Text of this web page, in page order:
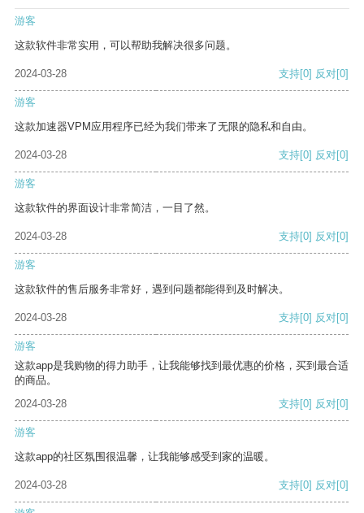
游客
这款软件非常实用，可以帮助我解决很多问题。
2024-03-28 支持[0] 反对[0]
游客
这款加速器VPM应用程序已经为我们带来了无限的隐私和自由。
2024-03-28 支持[0] 反对[0]
游客
这款软件的界面设计非常简洁，一目了然。
2024-03-28 支持[0] 反对[0]
游客
这款软件的售后服务非常好，遇到问题都能得到及时解决。
2024-03-28 支持[0] 反对[0]
游客
这款app是我购物的得力助手，让我能够找到最优惠的价格，买到最合适
的商品。
2024-03-28
支持[0] 反对[0]
游客
这款app的社区氛围很温馨，让我能够感受到家的温暖。
2024-03-28 支持[0] 反对[0]